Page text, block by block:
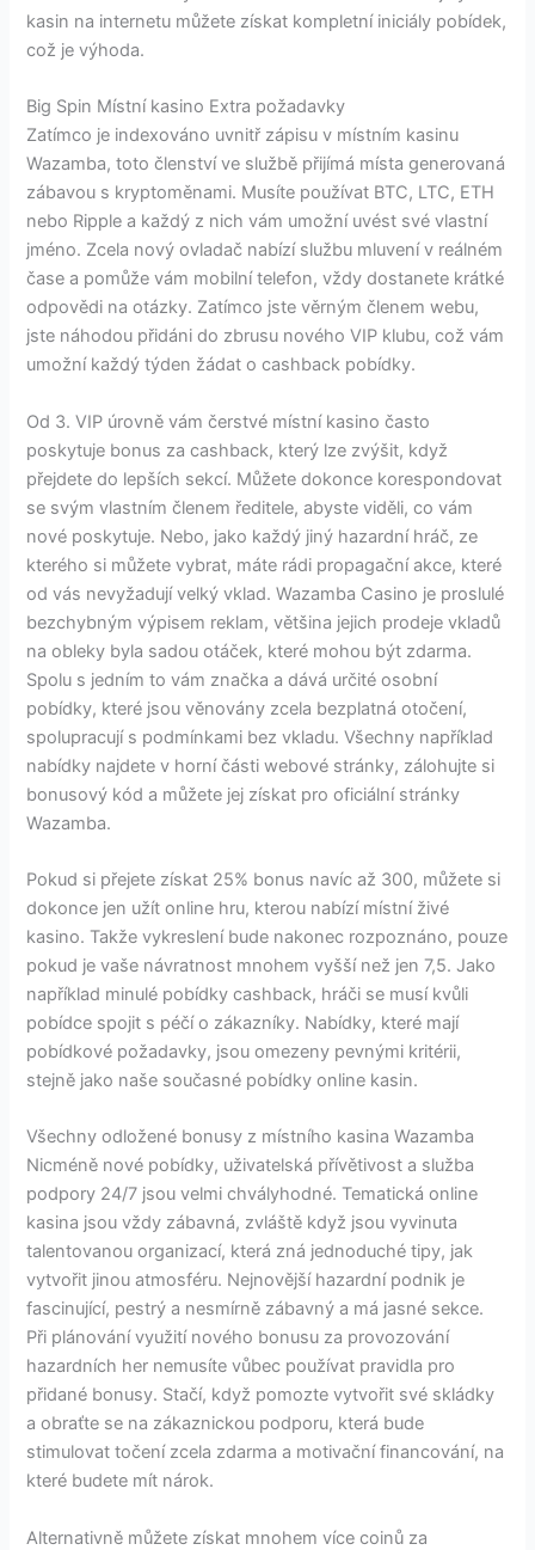
kasin na internetu můžete získat kompletní iniciály pobídek,
což je výhoda.
Big Spin Místní kasino Extra požadavky
Zatímco je indexováno uvnitř zápisu v místním kasinu
Wazamba, toto členství ve službě přijímá místa generovaná
zábavou s kryptoměnami. Musíte používat BTC, LTC, ETH
nebo Ripple a každý z nich vám umožní uvést své vlastní
jméno. Zcela nový ovladač nabízí službu mluvení v reálném
čase a pomůže vám mobilní telefon, vždy dostanete krátké
odpovědi na otázky. Zatímco jste věrným členem webu,
jste náhodou přidáni do zbrusu nového VIP klubu, což vám
umožní každý týden žádat o cashback pobídky.
Od 3. VIP úrovně vám čerstvé místní kasino často
poskytuje bonus za cashback, který lze zvýšit, když
přejdete do lepších sekcí. Můžete dokonce korespondovat
se svým vlastním členem ředitele, abyste viděli, co vám
nové poskytuje. Nebo, jako každý jiný hazardní hráč, ze
kterého si můžete vybrat, máte rádi propagační akce, které
od vás nevyžadují velký vklad. Wazamba Casino je proslulé
bezchybným výpisem reklam, většina jejich prodeje vkladů
na obleky byla sadou otáček, které mohou být zdarma.
Spolu s jedním to vám značka a dává určité osobní
pobídky, které jsou věnovány zcela bezplatná otočení,
spolupracují s podmínkami bez vkladu. Všechny například
nabídky najdete v horní části webové stránky, zálohujte si
bonusový kód a můžete jej získat pro oficiální stránky
Wazamba.
Pokud si přejete získat 25% bonus navíc až 300, můžete si
dokonce jen užít online hru, kterou nabízí místní živé
kasino. Takže vykreslení bude nakonec rozpoznáno, pouze
pokud je vaše návratnost mnohem vyšší než jen 7,5. Jako
například minulé pobídky cashback, hráči se musí kvůli
pobídce spojit s péčí o zákazníky. Nabídky, které mají
pobídkové požadavky, jsou omezeny pevnými kritérii,
stejně jako naše současné pobídky online kasin.
Všechny odložené bonusy z místního kasina Wazamba
Nicméně nové pobídky, uživatelská přívětivost a služba
podpory 24/7 jsou velmi chvályhodné. Tematická online
kasina jsou vždy zábavná, zvláště když jsou vyvinuta
talentovanou organizací, která zná jednoduché tipy, jak
vytvořit jinou atmosféru. Nejnovější hazardní podnik je
fascinující, pestrý a nesmírně zábavný a má jasné sekce.
Při plánování využití nového bonusu za provozování
hazardních her nemusíte vůbec používat pravidla pro
přidané bonusy. Stačí, když pomozte vytvořit své skládky
a obraťte se na zákaznickou podporu, která bude
stimulovat točení zcela zdarma a motivační financování, na
které budete mít nárok.
Alternativně můžete získat mnohem více coinů za